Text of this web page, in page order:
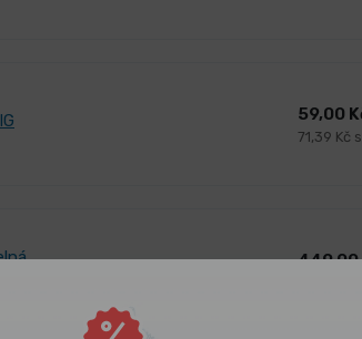
59,00
71,39 Kč
449,00